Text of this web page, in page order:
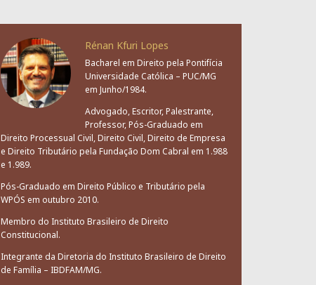
Rénan Kfuri Lopes
Bacharel em Direito pela Pontifícia
Universidade Católica – PUC/MG
em Junho/1984.
Advogado, Escritor, Palestrante,
Professor, Pós-Graduado em
Direito Processual Civil, Direito Civil, Direito de Empresa
e Direito Tributário pela Fundação Dom Cabral em 1.988
e 1.989.
Pós-Graduado em Direito Público e Tributário pela
WPÓS em outubro 2010.
Membro do Instituto Brasileiro de Direito
Constitucional.
Integrante da Diretoria do Instituto Brasileiro de Direito
de Família – IBDFAM/MG.